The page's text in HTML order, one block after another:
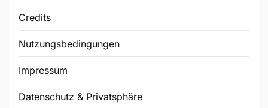
Credits
Nutzungsbedingungen
Impressum
Datenschutz & Privatsphäre